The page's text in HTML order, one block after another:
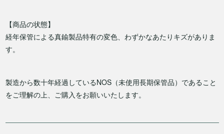
【商品の状態】
経年保管による真鍮製品特有の変色、わずかなあたりキズがありま
す。
製造から数十年経過しているNOS（未使用長期保管品）であること
をご理解の上、ご購入をお願いいたします。